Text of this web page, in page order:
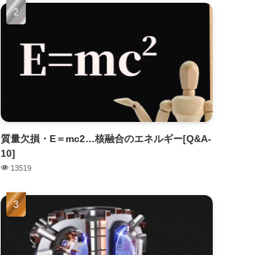
質量欠損・E＝mc2…核融合のエネルギー[Q&A-
10]
13519